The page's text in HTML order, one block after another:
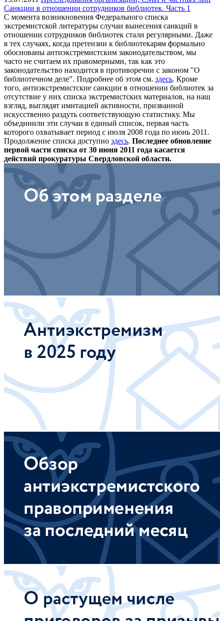
Санкции в отношении сотрудников библиотек. Часть 1
С момента возникновения Федерального списка
экстремистской литературы случаи вынесения санкций в
отношении сотрудников библиотек стали регулярными. Даже
в тех случаях, когда претензии к библиотекарям формально
обоснованы антиэкстремистским законодательством, мы
часто не считаем их правомерными, так как это
законодательство находится в противоречии с законом "О
библиотечном деле". Подробнее об этом см. здесь. Кроме
того, антиэкстремистские санкции в отношении библиотек за
отсутствие у них списка экстремистских материалов, на наш
взгляд, выглядят имитацией активности, призванной
искусственно раздуть соответствующую статистику. Мы
объединили эти случаи в единый список, первая часть
которого охватывает период с июля 2008 года по июнь 2011.
Продолжение списка доступно здесь. Последнее обновление
первой части списка от 30 июня 2011 года касается
действий прокуратуры Свердловской области.